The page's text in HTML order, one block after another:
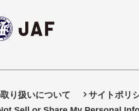
り扱いについて サイトポリ